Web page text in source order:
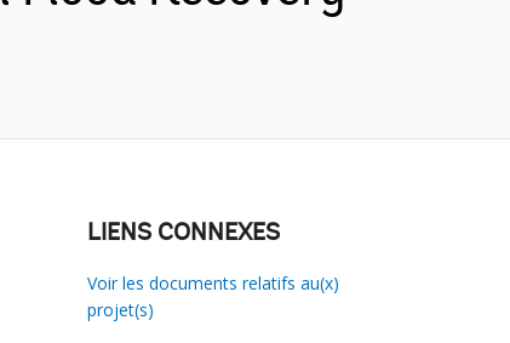
LIENS CONNEXES
Voir les documents relatifs au(x)
projet(s)